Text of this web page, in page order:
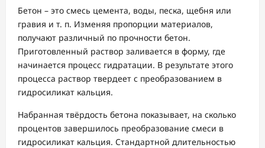
Бетон – это смесь цемента, воды, песка, щебня или
гравия и т. п. Изменяя пропорции материалов,
получают различный по прочности бетон.
Приготовленный раствор заливается в форму, где
начинается процесс гидратации. В результате этого
процесса раствор твердеет с преобразованием в
гидросиликат кальция.
Набранная твёрдость бетона показывает, на сколько
процентов завершилось преобразование смеси в
гидросиликат кальция. Стандартной длительностью